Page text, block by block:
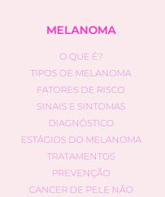
MELANOMA
O QUE É?
TIPOS DE MELANOMA
FATORES DE RISCO
SINAIS E SINTOMAS
DIAGNÓSTICO
ESTÁGIOS DO MELANOMA
TRATAMENTOS
PREVENÇÃO
CANCER DE PELE NÃO